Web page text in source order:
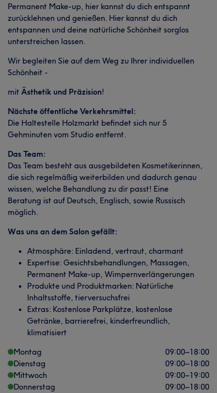
Permanent Make-up, hier kannst du dich entspannt
zurücklehnen und genießen. Hier kannst du dich
entspannen und deine natürliche Schönheit sorglos
unterstreichen lassen.
Wir begleiten Sie auf dem Weg zu Ihrer individuellen
Schönheit -
mit Ästhetik und Präzision!
Nächste öffentliche Verkehrsmittel:
Die Haltestelle Holzmarkt befindet sich nur 5
Gehminuten vom Studio entfernt.
Das Team:
Das Team besteht aus ausgebildeten Kosmetikerinnen,
die sich regelmäßig weiterbilden und dadurch genau
wissen, welche Behandlung zu dir passt! Eine
Beratung ist auf Deutsch, Englisch, sowie Russisch
möglich.
Was uns an dem Salon gefällt:
Atmosphäre: Einladend, vertraut, charmant
Expertise: Gesichtsbehandlungen, Massagen,
Permanent Make-up, Wimpernverlängerungen
Produkte und Produktmarken: Natürliche
Inhaltsstoffe, tierversuchsfrei
Extras: Kostenlose Parkplätze, kostenlose
Getränke, barrierefrei, kinderfreundlich,
klimatisiert
Montag
09:00–18:00
Dienstag
09:00–18:00
Mittwoch
09:00–19:00
Donnerstag
09:00–18:00